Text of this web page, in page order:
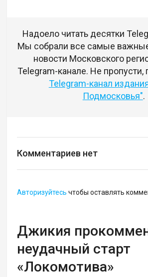
Надоело читать десятки
Мы собрали все самые
новости Московского
Telegram-канале. Не
Telegram-канал
Подмосковья".
Комментариев нет
Авторизуйтесь чтобы оставлять
Джикия
неудачный старт
«Локомотива»